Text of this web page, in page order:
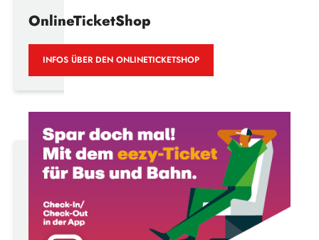
OnlineTicketShop
INFOS ÜBER DEN ONLINETICKETSHOP